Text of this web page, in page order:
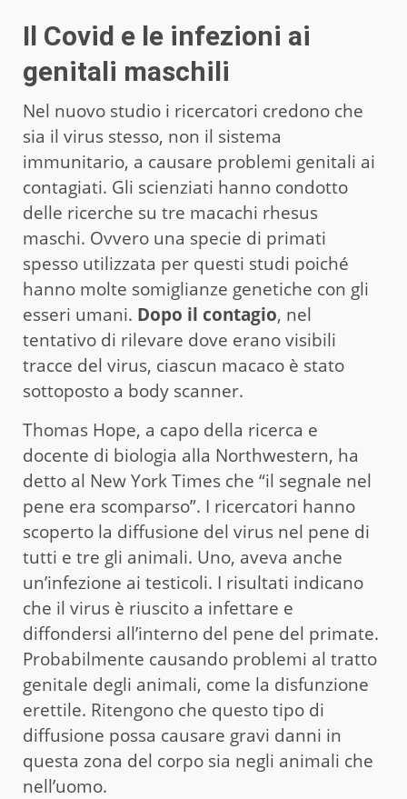
Il Covid e le infezioni ai
genitali maschili
Nel nuovo studio i ricercatori credono che
sia il virus stesso, non il sistema
immunitario, a causare problemi genitali ai
contagiati. Gli scienziati hanno condotto
delle ricerche su tre macachi rhesus
maschi. Ovvero una specie di primati
spesso utilizzata per questi studi poiché
hanno molte somiglianze genetiche con gli
esseri umani. Dopo il contagio, nel
tentativo di rilevare dove erano visibili
tracce del virus, ciascun macaco è stato
sottoposto a body scanner.
Thomas Hope, a capo della ricerca e
docente di biologia alla Northwestern, ha
detto al New York Times che “il segnale nel
pene era scomparso”. I ricercatori hanno
scoperto la diffusione del virus nel pene di
tutti e tre gli animali. Uno, aveva anche
un’infezione ai testicoli. I risultati indicano
che il virus è riuscito a infettare e
diffondersi all’interno del pene del primate.
Probabilmente causando problemi al tratto
genitale degli animali, come la disfunzione
erettile. Ritengono che questo tipo di
diffusione possa causare gravi danni in
questa zona del corpo sia negli animali che
nell’uomo.